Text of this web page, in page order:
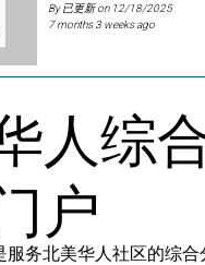
By 已更新 on 12/18/2025
7 months 3 weeks ago
人综
户
服务北美华人社区的综